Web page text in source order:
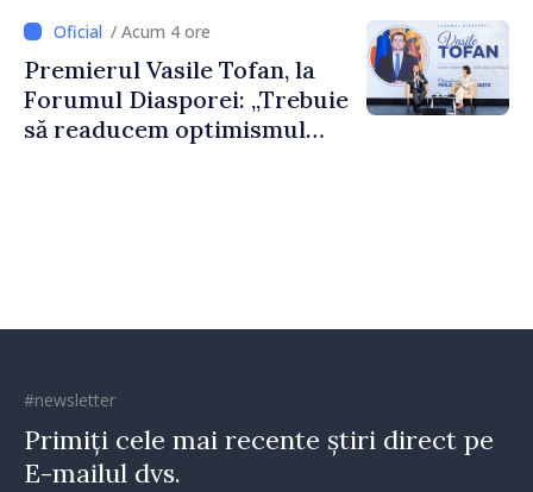
dumneavoastră pentru a
construi comunități mai
puternice”
/ Acum 4 ore
Premierul Vasile Tofan, la
Forumul Diasporei: „Trebuie
să readucem optimismul
#newsletter
Primiți cele mai recente știri direct pe
E-mailul dvs.